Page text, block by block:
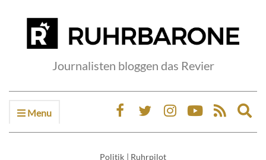
Journalisten bloggen das Revier
Menu
Politik | Ruhrpilot